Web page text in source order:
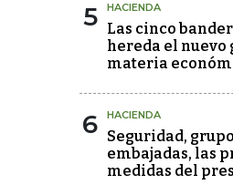
5 HACIENDA
Las cinco
hereda el nuevo
materia
6 HACIENDA
Seguridad,
embajadas, las
medidas del